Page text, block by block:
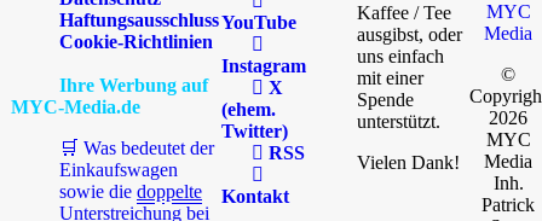
Haftungsausschluss
Cookie-Richtlinien
Ihre Werbung auf
MYC-Media.de
🛒 Was bedeutet der
Einkaufswagen
sowie die doppelte
Unterstreichung bei
YouTube
Instagram
X
(ehem.
Twitter)
RSS
Kontakt
Kaffee / Tee
ausgibst, oder
uns einfach
mit einer
Spende
unterstützt.
Vielen Dank!
MYC
Media
©
2026
MYC
Media
Inh.
Patrick